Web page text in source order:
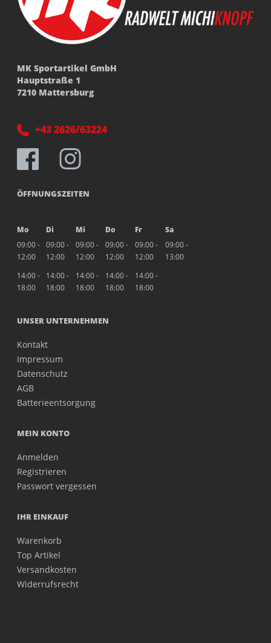
MK Sportartikel GmbH
Hauptstraße 1
7210 Mattersburg
+43 2626/63224
ÖFFNUNGSZEITEN
Mo Di Mi Do Fr
Sa
09:00 -
12:00
09:00 -
12:00
09:00 -
12:00
09:00 -
12:00
09:00 -
12:00
09:00 -
13:00
14:00 -
18:00
14:00 -
18:00
14:00 -
18:00
14:00 -
18:00
14:00 -
18:00
UNSER UNTERNEHMEN
Kontakt
Impressum
Datenschutz
AGB
Batterieentsorgung
MEIN KONTO
Anmelden
Registrieren
Passwort vergessen
IHR EINKAUF
Warenkorb
Top Artikel
Versandkosten
Widerrufsrecht